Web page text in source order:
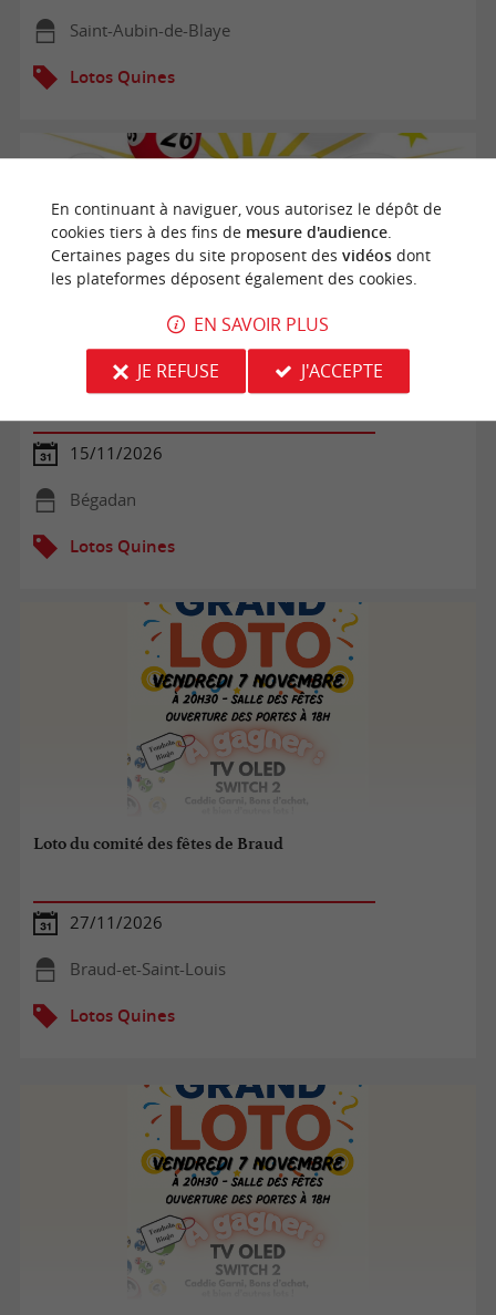
Saint-Aubin-de-Blaye
Lotos Quines
Lotos 2026 de l'APE
15/11/2026
Bégadan
Lotos Quines
Loto du comité des fêtes de Braud
27/11/2026
Braud-et-Saint-Louis
Lotos Quines
En continuant à naviguer, vous autorisez le dépôt de
cookies tiers à des fins de mesure d'audience.
Certaines pages du site proposent des vidéosdont
les plateformes déposent également des cookies.
EN SAVOIR PLUS
JE REFUSE
J'ACCEPTE